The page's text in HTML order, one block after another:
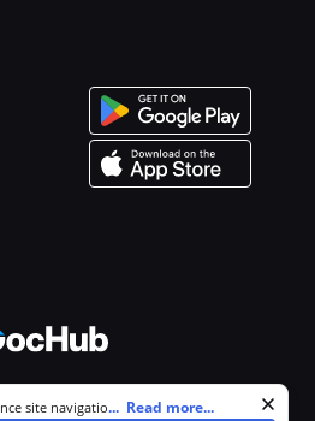
derechos reservados.
site navigation and personalize
... Read more...